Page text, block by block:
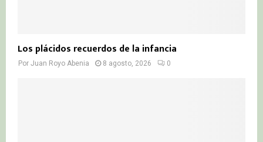
Los plácidos recuerdos de la infancia
Por Juan Royo Abenia 8 agosto, 2026 0